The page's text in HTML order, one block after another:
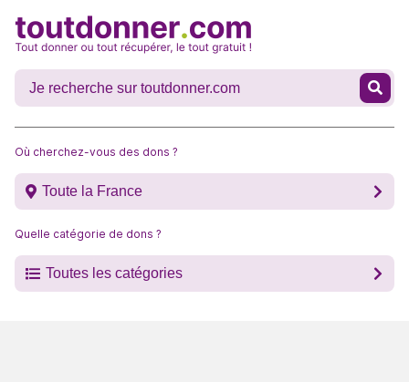
Où cherchez-vous des dons ?
Toute la France
Quelle catégorie de dons ?
Toutes les catégories